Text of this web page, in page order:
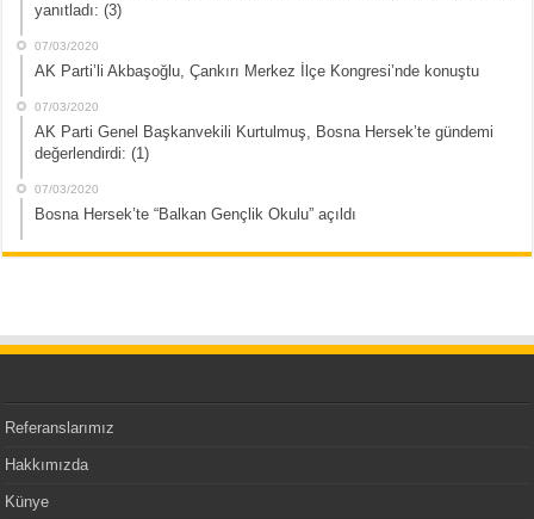
yanıtladı: (3)
07/03/2020
AK Parti’li Akbaşoğlu, Çankırı Merkez İlçe Kongresi’nde konuştu
07/03/2020
AK Parti Genel Başkanvekili Kurtulmuş, Bosna Hersek’te gündemi
değerlendirdi: (1)
07/03/2020
Bosna Hersek’te “Balkan Gençlik Okulu” açıldı
Referanslarımız
Hakkımızda
Künye